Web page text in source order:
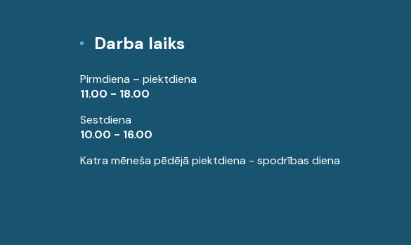
Darba laiks
Pirmdiena – piektdiena
11.00 - 18.00
Sestdiena
10.00 - 16.00
Katra mēneša pēdējā piektdiena - spodrības diena